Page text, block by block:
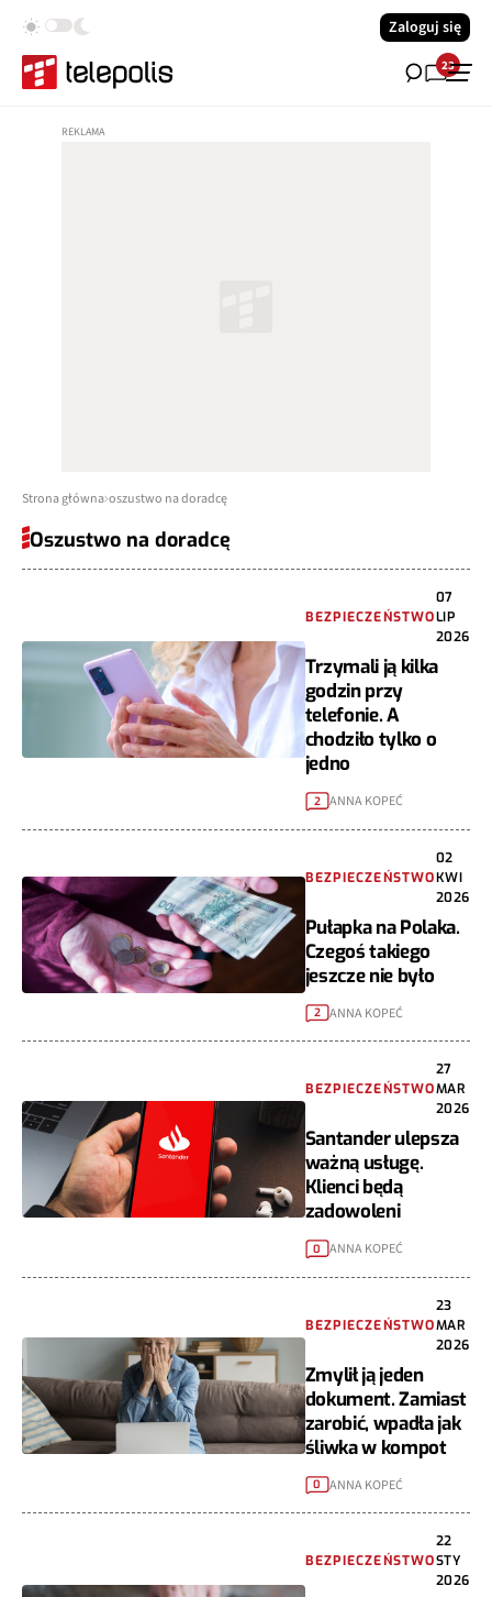
Zaloguj się
23
Strona główna oszustwo na doradcę
Oszustwo na doradcę
BEZPIECZEŃSTWO
07
LIP
2026
Trzymali ją kilka
godzin przy
telefonie. A
chodziło tylko o
jedno
2 ANNA KOPEĆ
BEZPIECZEŃSTWO
02
KWI
2026
Pułapka na Polaka.
Czegoś takiego
jeszcze nie było
2 ANNA KOPEĆ
BEZPIECZEŃSTWO
27
MAR
2026
Santander ulepsza
ważną usługę.
Klienci będą
zadowoleni
0 ANNA KOPEĆ
BEZPIECZEŃSTWO
23
MAR
2026
Zmylił ją jeden
dokument. Zamiast
zarobić, wpadła jak
śliwka w kompot
0 ANNA KOPEĆ
BEZPIECZEŃSTWO
22
STY
2026